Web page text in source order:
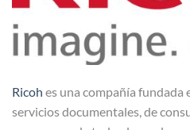
Ricoh es una compañía
servicios documentales, de